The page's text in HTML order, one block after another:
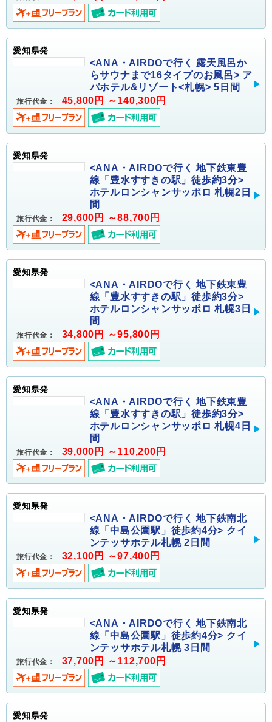
愛知県発
<ANA・AIRDOで行く 露天風呂か
らサウナまで16タイプのお風呂> ア
パホテル&リゾート<札幌> 5日間
旅行代金： 45,800円 ～140,300円
愛知県発
<ANA・AIRDOで行く 地下鉄東豊
線「豊水すすきの駅」徒歩約3分>
ホテルロンシャンサッポロ 札幌2日
間
旅行代金： 29,600円 ～88,700円
愛知県発
<ANA・AIRDOで行く 地下鉄東豊
線「豊水すすきの駅」徒歩約3分>
ホテルロンシャンサッポロ 札幌3日
間
旅行代金： 34,800円 ～95,800円
愛知県発
<ANA・AIRDOで行く 地下鉄東豊
線「豊水すすきの駅」徒歩約3分>
ホテルロンシャンサッポロ 札幌4日
間
旅行代金： 39,000円 ～110,200円
愛知県発
<ANA・AIRDOで行く 地下鉄南北
線「中島公園駅」徒歩約4分> クイ
ンテッサホテル札幌 2日間
旅行代金： 32,100円 ～97,400円
愛知県発
<ANA・AIRDOで行く 地下鉄南北
線「中島公園駅」徒歩約4分> クイ
ンテッサホテル札幌 3日間
旅行代金： 37,700円 ～112,700円
愛知県発